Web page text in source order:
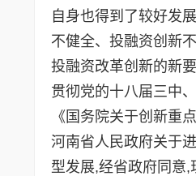
自身也得到了较好发
不健全、投融资创新
投融资改革创新的新
贯彻党的十八届三中
《国务院关于创新重
河南省人民政府关于
型发展,经省政府同意,